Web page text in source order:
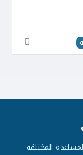
المختلفة